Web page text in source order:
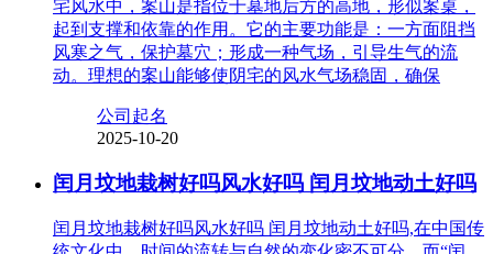
宅风水中，案山是指位于墓地后方的高地，形似案桌，
起到支撑和依靠的作用。它的主要功能是：一方面阻挡
风寒之气，保护墓穴；形成一种气场，引导生气的流
动。理想的案山能够使阴宅的风水气场稳固，确保
公司起名
2025-10-20
闰月坟地栽树好吗风水好吗 闰月坟地动土好吗
闰月坟地栽树好吗风水好吗 闰月坟地动土好吗,在中国传